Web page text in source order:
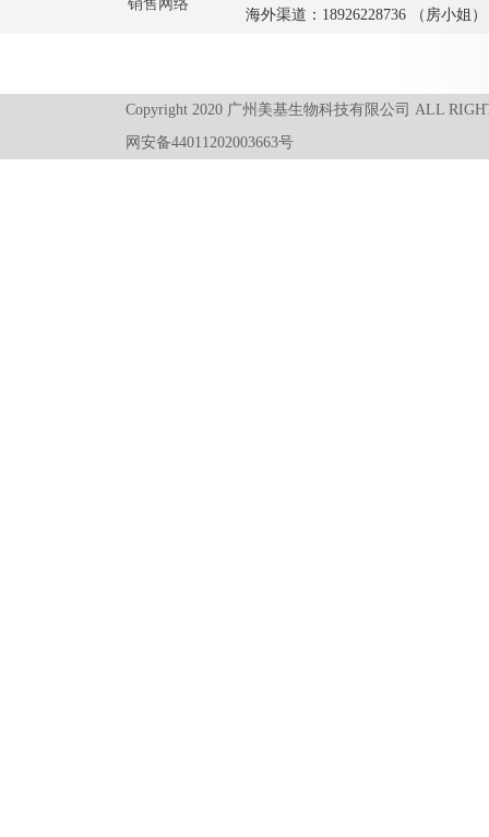
销售网络
海外渠道：18926228736 （房小姐）
Copyright 2020 广州美基生物科技有限公司 ALL
网安备44011202003663号